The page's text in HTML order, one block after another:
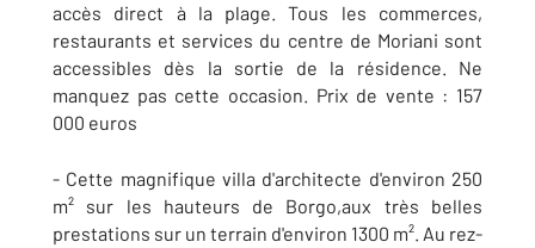
accès direct à la plage. Tous les commerces,
restaurants et services du centre de Moriani sont
accessibles dès la sortie de la résidence. Ne
manquez pas cette occasion. Prix de vente : 157
000 euros
- Cette magnifique villa d'architecte d'environ 250
m² sur les hauteurs de Borgo,aux très belles
prestations sur un terrain d'environ 1300 m². Au rez-